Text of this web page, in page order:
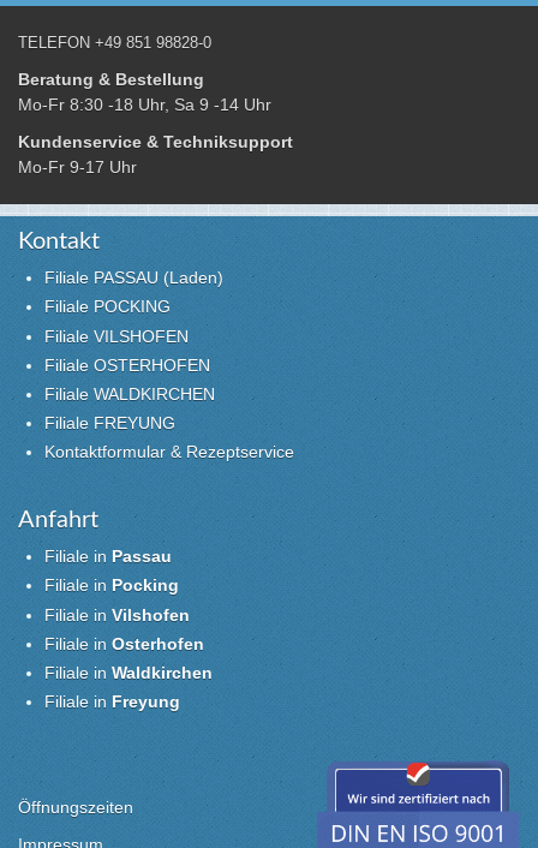
TELEFON +49 851 98828-0
Beratung & Bestellung
Mo-Fr 8:30 -18 Uhr, Sa 9 -14 Uhr
Kundenservice & Techniksupport
Mo-Fr 9-17 Uhr
Kontakt
Filiale PASSAU (Laden)
Filiale POCKING
Filiale VILSHOFEN
Filiale OSTERHOFEN
Filiale WALDKIRCHEN
Filiale FREYUNG
Kontaktformular & Rezeptservice
Anfahrt
Filiale in Passau
Filiale in Pocking
Filiale inVilshofen
Filiale inOsterhofen
Filiale inWaldkirchen
Filiale inFreyung
Öffnungszeiten